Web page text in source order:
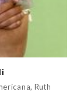
Ruth